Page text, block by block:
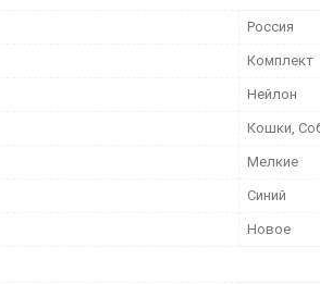
Россия
Комплект
Нейлон
Кошки,
Мелкие
Синий
Новое